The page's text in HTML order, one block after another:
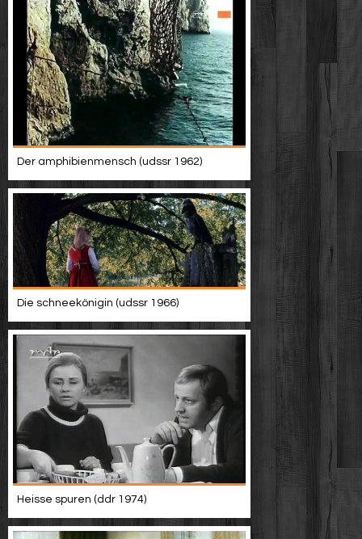
Der amphibienmensch (udssr 1962)
Die schneekönigin (udssr 1966)
Heisse spuren (ddr 1974)